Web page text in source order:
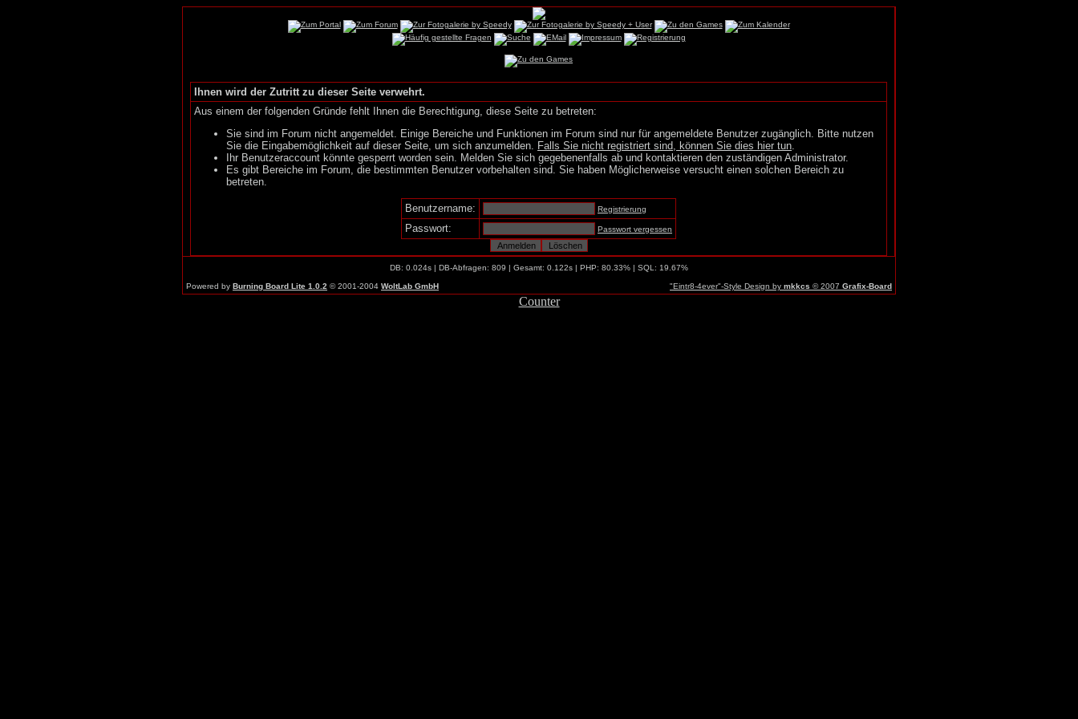
Ihnen wird der Zutritt zu dieser Seite verwehrt.
Aus einem der folgenden Gründe fehlt Ihnen die Berechtigung, diese Seite zu betreten:
Sie sind im Forum nicht angemeldet. Einige Bereiche und Funktionen im Forum sind nur für angemeldete Benutzer zugänglich. Bitte nutzen
Sie die Eingabemöglichkeit auf dieser Seite, um sich anzumelden. Falls Sie nicht registriert sind, können Sie dies hier tun.
Ihr Benutzeraccount könnte gesperrt worden sein. Melden Sie sich gegebenenfalls ab und kontaktieren den zuständigen Administrator.
Es gibt Bereiche im Forum, die bestimmten Benutzer vorbehalten sind. Sie haben Möglicherweise versucht einen solchen Bereich zu
betreten.
Benutzername: Registrierung
Passwort: Passwort vergessen
DB: 0.024s | DB-Abfragen: 809 | Gesamt: 0.122s | PHP: 80.33% | SQL: 19.67%
Powered by Burning Board Lite 1.0.2 © 2001-2004 WoltLab GmbH "Eintr8-4ever"-Style Design by mkkcs © 2007 Grafix-Board
Counter